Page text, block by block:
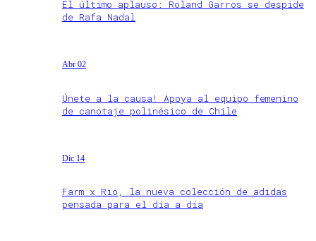
El último aplauso: Roland Garros se despide
de Rafa Nadal
Abr 02
Únete a la causa! Apoya al equipo femenino
de canotaje polinésico de Chile
Dic 14
Farm x Rio, la nueva colección de adidas
pensada para el día a día